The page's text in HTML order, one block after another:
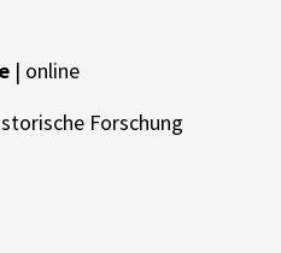
| online
Forschung